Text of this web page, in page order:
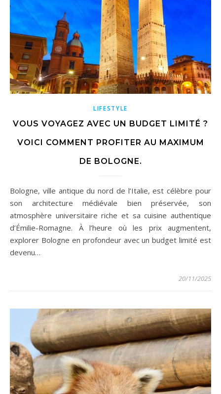
LIFESTYLE
VOUS VOYAGEZ AVEC UN BUDGET LIMITÉ ?
VOICI COMMENT PROFITER AU MAXIMUM
DE BOLOGNE.
Bologne, ville antique du nord de l’Italie, est célèbre pour
son architecture médiévale bien préservée, son
atmosphère universitaire riche et sa cuisine authentique
d’Émilie-Romagne. À l’heure où les prix augmentent,
explorer Bologne en profondeur avec un budget limité est
devenu…
20/11/2025